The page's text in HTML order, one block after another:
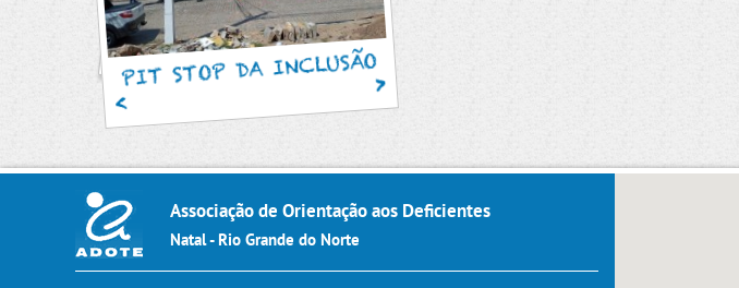
PIT STOP DA INCLUSÃO
Associação de Orientação aos Deficientes
Natal - Rio Grande do Norte